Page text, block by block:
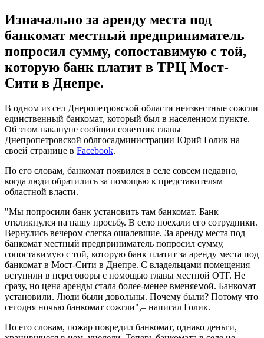
Изначально за аренду места под
банкомат местный предприниматель
попросил сумму, сопоставимую с той,
которую банк платит в ТРЦ Мост-
Сити в Днепре.
В одном из сел Днеропетровской области неизвестные сожгли
единственный банкомат, который был в населенном пункте.
Об этом накануне сообщил советник главы
Днепропетровской облгосадминистрации Юрий Голик на
своей странице в Facebook.
По его словам, банкомат появился в селе совсем недавно,
когда люди обратились за помощью к представителям
областной власти.
"Мы попросили банк установить там банкомат. Банк
откликнулся на нашу просьбу. В село поехали его сотрудники.
Вернулись вечером слегка ошалевшие. За аренду места под
банкомат местный предприниматель попросил сумму,
сопоставимую с той, которую банк платит за аренду места под
банкомат в Мост-Сити в Днепре. С владельцами помещения
вступили в переговоры с помощью главы местной ОТГ. Не
сразу, но цена аренды стала более-менее вменяемой. Банкомат
установили. Люди были довольны. Почему были? Потому что
сегодня ночью банкомат сожгли",– написал Голик.
По его словам, пожар повредил банкомат, однако деньги,